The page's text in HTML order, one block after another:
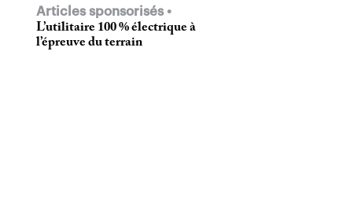
Articles sponsorisés
L’utilitaire 100 % électrique à
l’épreuve du terrain